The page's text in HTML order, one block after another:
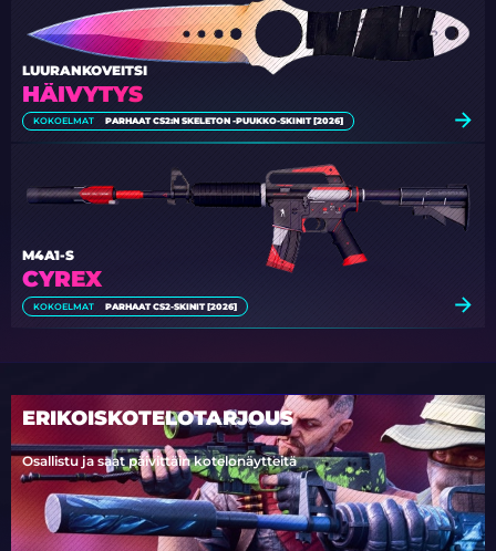
HÄIVYTYS
LUURANKOVEITSI
KOKOELMAT PARHAAT CS2:N SKELETON -PUUKKO-SKINIT [2026]
CYREX
M4A1-S
KOKOELMAT PARHAAT CS2-SKINIT [2026]
ERIKOISKOTELOTARJOUS
Osallistu ja saat päivittäin kotelonäytteitä